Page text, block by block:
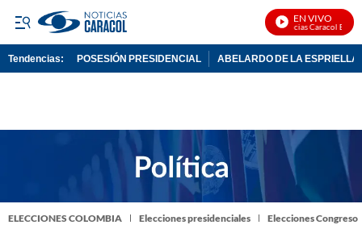
EN VIVO
Noticias Caracol En Vivo
Tendencias: POSESIÓN PRESIDENCIAL ABELARDO DE LA ESPRIELLA
ELECCIONES COLOMBIA Elecciones presidenciales Elecciones Congreso